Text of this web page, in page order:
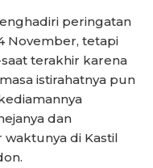
peringatan
November, tetapi
terakhir karena
istirahatnya pun
dan
di Kastil